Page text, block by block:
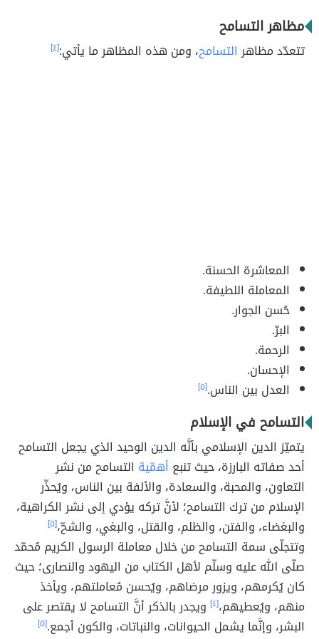
مظاهر التسامح
تتعدّد مظاهرالتسامح، ومن هذه المظاهر ما يأتي:[٤]
المعاشرة الحسنة.
المعاملة اللطيفة.
حُسن الجوار.
البرّ.
الرحمة.
الإحسان.
العدل بين الناس.[٥]
التسامح في الإسلام
يتميّز الدين الإسلامي بأنَّه الدين الوحيد الذي يجعل التسامح
أحد صفاته البارزة، حيث تنبع أهمّية التسامح من نشر
التعاون، والمحبة، والسعادة، والألفة بين الناس، ويُحذّر
الإسلام من ترك التسامح؛ لأنَّ تركه يؤدي إلى نشر الكراهية،
والبغضاء، والفتن، والظلم، والقتل، والبغي، والشحّ،[٥]
وتتجلّى سمة التسامح من خلال معاملة الرسول الكريم مُحمّد
صلّى الله عليه وسلّم لأهل الكتاب من اليهود والنصارى؛ حيث
كان يُكرمهم، ويزور مرضاهم، ويُحسن مُعاملتهم، ويأخذ
منهم، ويُعطيهم،[٤]
ويجدر بالذكر أنَّ التسامح لا يقتصر على
البشر، وإنَّما يشمل الحيوانات، والنباتات، والكون أجمع.[٥]